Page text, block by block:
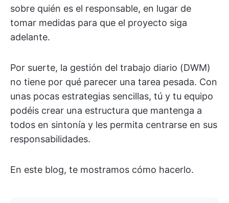
sobre quién es el responsable, en lugar de
tomar medidas para que el proyecto siga
adelante.
Por suerte, la gestión del trabajo diario (DWM)
no tiene por qué parecer una tarea pesada. Con
unas pocas estrategias sencillas, tú y tu equipo
podéis crear una estructura que mantenga a
todos en sintonía y les permita centrarse en sus
responsabilidades.
En este blog, te mostramos cómo hacerlo.